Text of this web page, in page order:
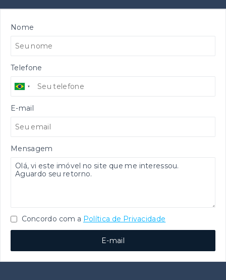
Nome
Telefone
E-mail
Mensagem
Concordo com a Política de Privacidade
E-mail